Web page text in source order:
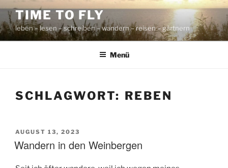
Zum
Inhalt
springen
TIME TO FLY
leben – lesen – schreiben – wandern – reisen – gärtnern
Menü
SCHLAGWORT: REBEN
VERÖFFENTLICHT
AM
AUGUST 13, 2023
Wandern in den Weinbergen